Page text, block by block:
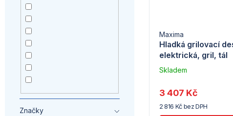
Akce
nemazat
Top export
Maxima
Venkovní sezóna
Medailonek - Luba
Medailonek -
stare 20
Značky
Hladká grilovací
elektrická, gril, tál
Maxima
Skladem
dodavatele
(10)
2 816 Kč bez DPH
3 407 Kč